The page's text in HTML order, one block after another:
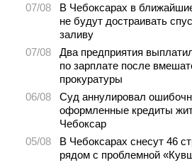
07/08
В Чебоксарах в
не будут достраивать
заливу
07/08
Два предприятия
по зарплате после
прокуратуры
06/08
Суд аннулировал
оформленные кредиты
Чебоксар
05/08
В Чебоксарах снесут 46
рядом с проблемной